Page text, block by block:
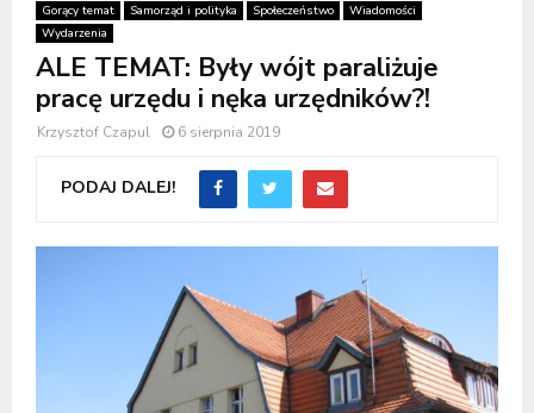
Gorący temat Samorząd i polityka Społeczeństwo
Wiadomości
Wydarzenia
ALE TEMAT: Były wójt paraliżuje
pracę urzędu i nęka urzędników?!
Krzysztof Czapul 6 sierpnia 2019
PODAJ DALEJ!